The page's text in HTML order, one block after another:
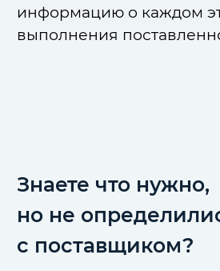
информацию о каждом
выполнения
Знаете что нужно,
но не
с поставщиком?